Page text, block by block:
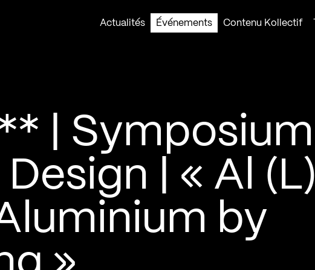
Actualités
Événements Contenu Kollectif
| Symposium
| « Al (L)
by